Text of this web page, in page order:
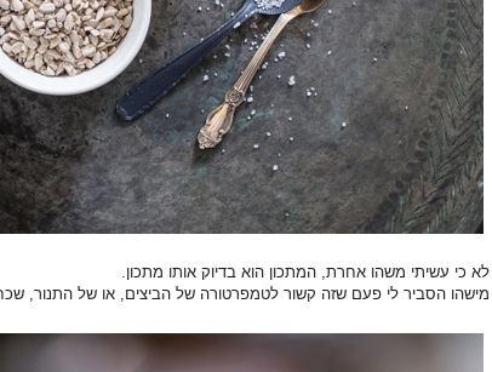
לא כי עשיתי משהו אחרת, המתכון הוא בדיוק אותו מתכון.
מישהו הסביר לי פעם שזה קשור לטמפרטורה של הביצים, או של התנור,